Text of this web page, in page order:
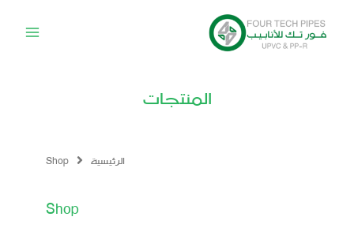
المنتجات
الرئيسية Shop
Shop